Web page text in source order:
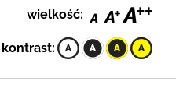
wielkość:
kontrast: